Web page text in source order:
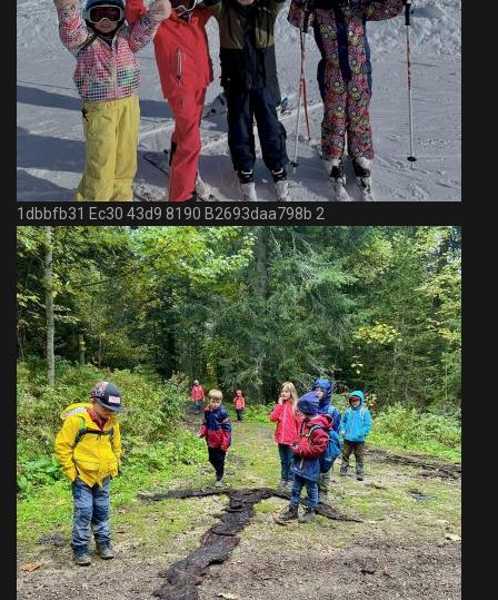
1dbbfb31 Ec30 43d9 8190 B2693daa798b 2